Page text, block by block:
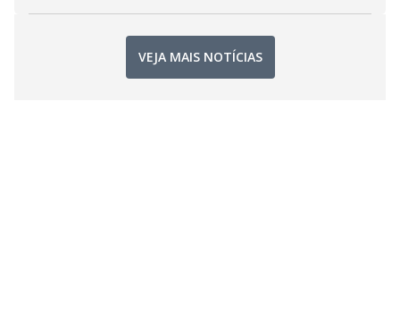
VEJA MAIS NOTÍCIAS